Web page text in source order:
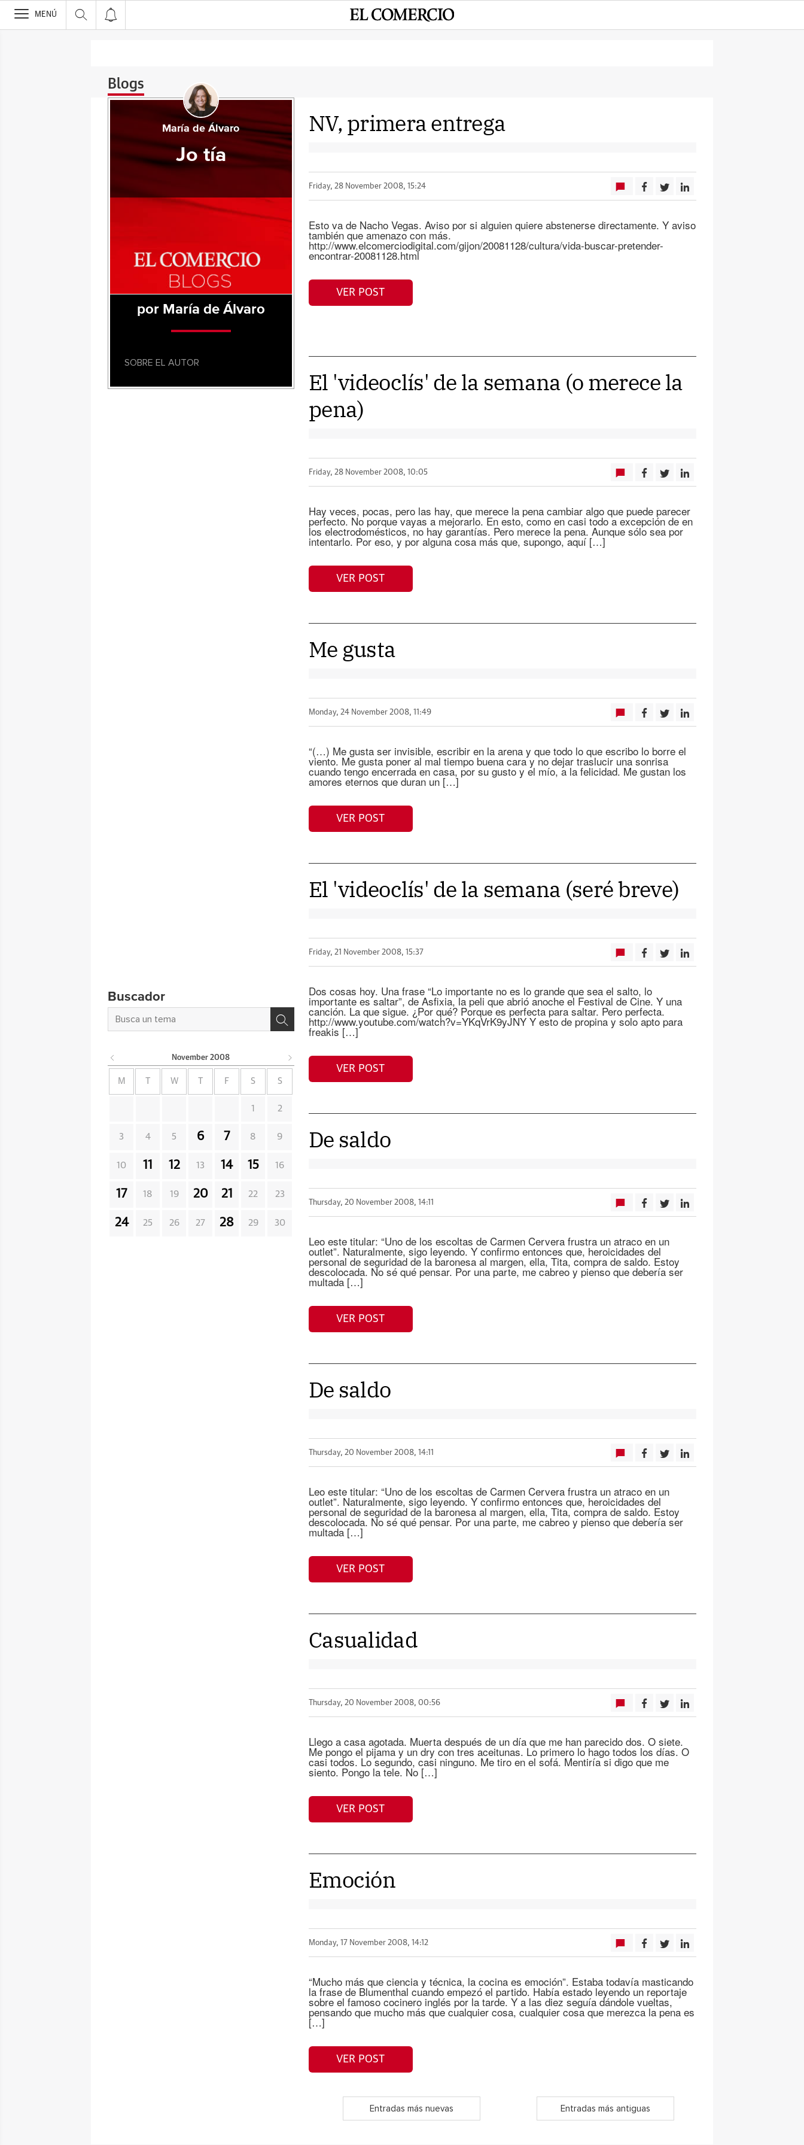
>
MENÚ
Blogs
NV, primera entrega
Friday, 28 November 2008, 15:24
Esto va de Nacho Vegas. Aviso por si alguien quiere abstenerse directamente. Y aviso
también que amenazo con más.
http://www.elcomerciodigital.com/gijon/20081128/cultura/vida-buscar-pretender-
encontrar-20081128.html
VER POST
El 'videoclís' de la semana (o merece la
pena)
Friday, 28 November 2008, 10:05
Hay veces, pocas, pero las hay, que merece la pena cambiar algo que puede parecer
perfecto. No porque vayas a mejorarlo. En esto, como en casi todo a excepción de en
los electrodomésticos, no hay garantías. Pero merece la pena. Aunque sólo sea por
intentarlo. Por eso, y por alguna cosa más que, supongo, aquí […]
VER POST
Me gusta
Monday, 24 November 2008, 11:49
“(…) Me gusta ser invisible, escribir en la arena y que todo lo que escribo lo borre el
viento. Me gusta poner al mal tiempo buena cara y no dejar traslucir una sonrisa
cuando tengo encerrada en casa, por su gusto y el mío, a la felicidad. Me gustan los
amores eternos que duran un […]
VER POST
El 'videoclís' de la semana (seré breve)
Friday, 21 November 2008, 15:37
Dos cosas hoy. Una frase “Lo importante no es lo grande que sea el salto, lo
importante es saltar”, de Asfixia, la peli que abrió anoche el Festival de Cine. Y una
canción. La que sigue. ¿Por qué? Porque es perfecta para saltar. Pero perfecta.
http://www.youtube.com/watch?v=YKqVrK9yJNY Y esto de propina y solo apto para
freakis […]
VER POST
De saldo
Thursday, 20 November 2008, 14:11
Leo este titular: “Uno de los escoltas de Carmen Cervera frustra un atraco en un
outlet”. Naturalmente, sigo leyendo. Y confirmo entonces que, heroicidades del
personal de seguridad de la baronesa al margen, ella, Tita, compra de saldo. Estoy
descolocada. No sé qué pensar. Por una parte, me cabreo y pienso que debería ser
multada […]
VER POST
De saldo
Thursday, 20 November 2008, 14:11
Leo este titular: “Uno de los escoltas de Carmen Cervera frustra un atraco en un
outlet”. Naturalmente, sigo leyendo. Y confirmo entonces que, heroicidades del
personal de seguridad de la baronesa al margen, ella, Tita, compra de saldo. Estoy
descolocada. No sé qué pensar. Por una parte, me cabreo y pienso que debería ser
multada […]
VER POST
Casualidad
Thursday, 20 November 2008, 00:56
Llego a casa agotada. Muerta después de un día que me han parecido dos. O siete.
Me pongo el pijama y un dry con tres aceitunas. Lo primero lo hago todos los días. O
casi todos. Lo segundo, casi ninguno. Me tiro en el sofá. Mentiría si digo que me
siento. Pongo la tele. No […]
VER POST
Emoción
Monday, 17 November 2008, 14:12
“Mucho más que ciencia y técnica, la cocina es emoción”. Estaba todavía masticando
la frase de Blumenthal cuando empezó el partido. Había estado leyendo un reportaje
sobre el famoso cocinero inglés por la tarde. Y a las diez seguía dándole vueltas,
pensando que mucho más que cualquier cosa, cualquier cosa que merezca la pena es
[…]
VER POST
Entradas más nuevas Entradas más antiguas
María de Álvaro
Jo tía
por María de Álvaro
SOBRE EL AUTOR
Buscador
November 2008
M W F S S
1 2
3 4 5 6 7 8 9
10 11 12 13 14 15 16
17 18 19 20 21 22 23
24 25 26 27 28 29 30